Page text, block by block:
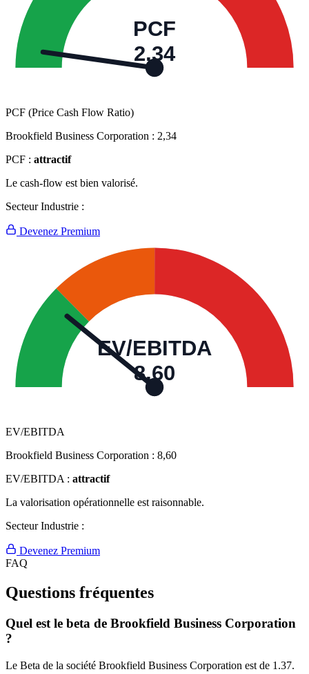
PCF
2,34
PCF (Price Cash Flow Ratio)
Brookfield Business Corporation : 2,34
PCF : attractif
Le cash-flow est bien valorisé.
Secteur Industrie :
Devenez Premium
EV/EBITDA
8,60
EV/EBITDA
Brookfield Business Corporation : 8,60
EV/EBITDA : attractif
La valorisation opérationnelle est raisonnable.
Secteur Industrie :
Devenez Premium
FAQ
Questions fréquentes
Quel est le beta de Brookfield Business Corporation
?
Le Beta de la société Brookfield Business Corporation est de 1.37.